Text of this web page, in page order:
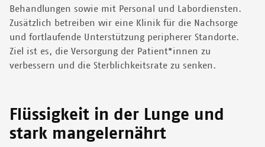
Behandlungen sowie mit Personal und Labordiensten.
Zusätzlich betreiben wir eine Klinik für die Nachsorge
und fortlaufende Unterstützung peripherer Standorte.
Ziel ist es, die Versorgung der Patient*innen zu
verbessern und die Sterblichkeitsrate zu senken.
Flüssigkeit in der Lunge und
stark mangelernährt